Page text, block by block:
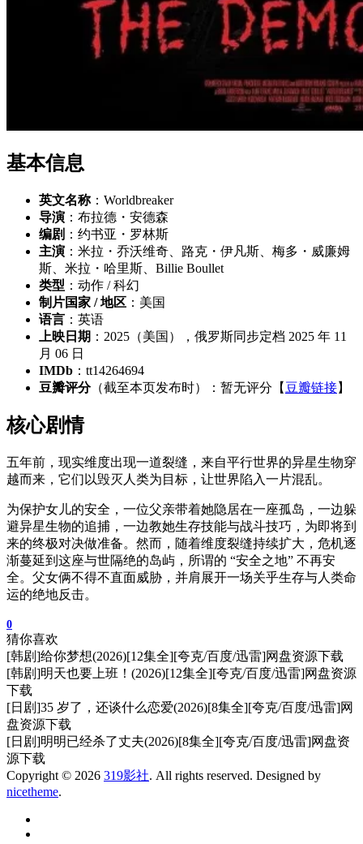
基本信息
英文名称：Worldbreaker
导演 ：布拉德・安德森
编剧 ：约书亚・罗林斯
主演 ：米拉・乔沃维奇、路克・伊凡斯、梅多・威廉姆
斯、米拉・哈里斯、Billie Boullet
类型 ：动作 / 科幻
制片国家 / 地区 ：美国
语言 ：英语
上映日期 ：2025（美国），俄罗斯同步定档 2025 年 11
月 06 日
IMDb ：tt14264694
豆瓣评分（截至本页发布时）：暂无评分【 豆瓣链接】
核心剧情
五年前，现实维度出现一道裂缝，来自平行世界的异星生物穿
越而来，它们以毁灭人类为目标，让世界陷入一片混乱。
为保护女儿的安全，一位父亲带着她隐居在一座孤岛，一边躲
避异星生物的追捕，一边教她生存技能与战斗技巧，为即将到
来的终极对决做准备。然而，随着维度裂缝持续扩大，危机逐
渐蔓延到这座与世隔绝的岛屿，所谓的 “安全之地” 不再安
全。父女俩不得不直面威胁，并肩展开一场关乎生存与人类命
运的绝地反击。
0
猜你喜欢
[韩剧]给你梦想(2026)[12集全][夸克/百度/迅雷]网盘资源下载
[韩剧]明天也要上班！(2026)[12集全][夸克/百度/迅雷]网盘资源
下载
[日剧]35 岁了，还谈什么恋爱(2026)[8集全][夸克/百度/迅雷]网
盘资源下载
[日剧]明明已经杀了丈夫(2026)[8集全][夸克/百度/迅雷]网盘资
源下载
Copyright © 2026 319影社. All rights reserved. Designed by
nicetheme.